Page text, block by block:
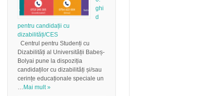
ghi
d
pentru candidații cu
dizabilități/CES
Centrul pentru Studenți cu
Dizabilități al Universității Babeș-
Bolyai pune la dispoziția
candidaților cu dizabilități și/sau
cerințe educaționale speciale un
… Mai mult »